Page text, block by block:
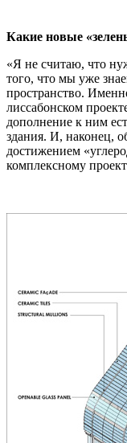
Какие новые
«Я не считаю, что
того, что мы уже
пространство.
лиссабонском
дополнение к ним
здания. И, наконец,
достижением
комплексному